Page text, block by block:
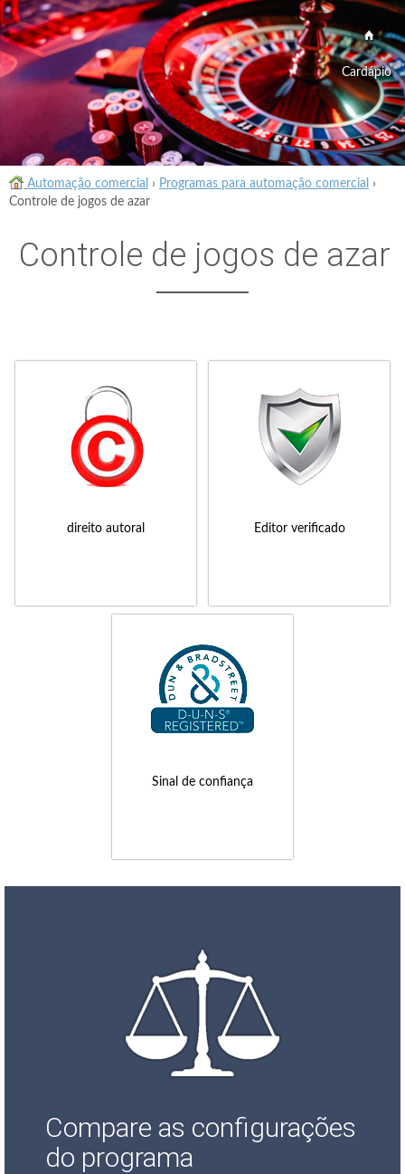
Cardápio
Automação comercial › Programas para automação comercial
›
Controle de jogos de azar
Controle de jogos de azar
direito autoral Editor verificado
Sinal de confiança
Compare as configurações
do programa